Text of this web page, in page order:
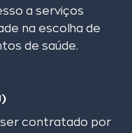
a serviços
na escolha de
de saúde.
ser contratado por